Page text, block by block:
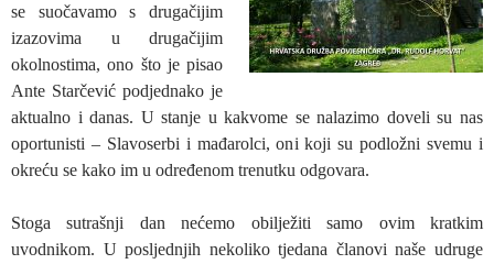
se suočavamo s drugačijim
izazovima u drugačijim
okolnostima, ono što je pisao
Ante Starčević podjednako je
aktualno i danas. U stanje u kakvome se nalazimo doveli su nas
oportunisti – Slavoserbi i mađarolci, oni koji su podložni svemu i
okreću se kako im u određenom trenutku odgovara.
Stoga sutrašnji dan nećemo obilježiti samo ovim kratkim
uvodnikom. U posljednjih nekoliko tjedana članovi naše udruge